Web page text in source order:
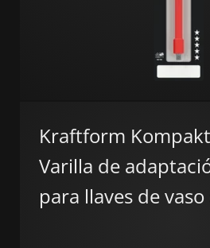
Kraftform
Varilla de
para llaves de